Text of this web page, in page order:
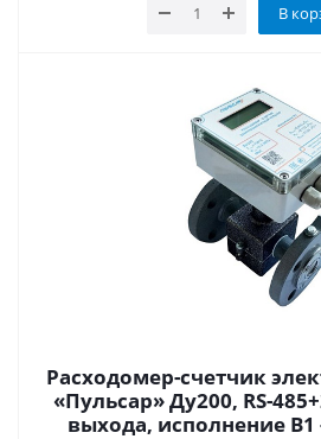
В
Расходомер-счетчик
«Пульсар» Ду200, RS-
выхода, исполнение В1